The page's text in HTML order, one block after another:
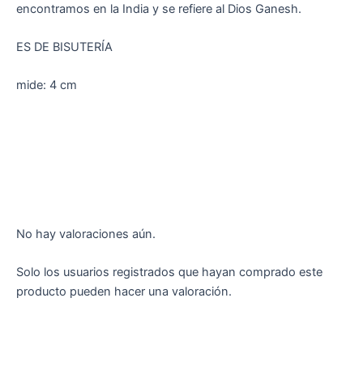
encontramos en la India y se refiere al Dios Ganesh.
ES DE BISUTERÍA
mide: 4 cm
No hay valoraciones aún.
Solo los usuarios registrados que hayan comprado este
producto pueden hacer una valoración.